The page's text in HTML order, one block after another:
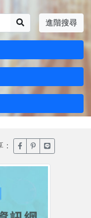
進階搜尋
： 臉書分享(另開新視窗)
噗浪分享(另開新
Line分享(另